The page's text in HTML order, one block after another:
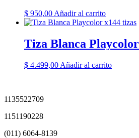
$ 950,00 Añadir al carrito
Tiza Blanca
$ 4.499,00 Añadir al carrito
1135522709
1151190228
(011) 6064-8139